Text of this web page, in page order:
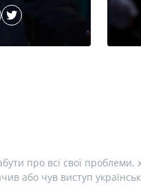
про всі свої
або чув виступ